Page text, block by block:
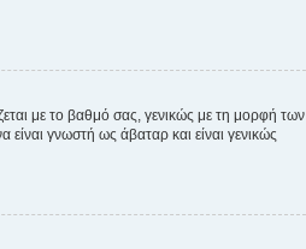
με το βαθμό σας, γενικώς με τη μορφή των
γνωστή ως άβαταρ και είναι γενικώς